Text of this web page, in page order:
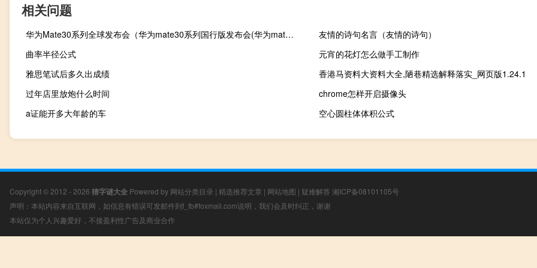
相关问题
华为Mate30系列全球发布会（华为mate30系列国行版发布会(华为mate30国内发布会)）
友情的诗句名言（友情的诗句）
曲率半径公式
元宵的花灯怎么做手工制作
雅思笔试后多久出成绩
香港马资料大资料大全,陋巷精选解释落实_网页版1.24.1
过年店里放炮什么时间
chrome怎样开启摄像头
a证能开多大年龄的车
空心圆柱体体积公式
Copyright © 2012 - 2026 猜字谜大全 Powered by 网站分类目录 | 精选推荐文章 | 网站地图 | 疑难解答 湘ICP备08101105号
声明：本站内容来自互联网，如信息有错误可发邮件到f_fb#foxmail.com说明，我们会及时纠正，谢谢
本站仅为个人兴趣爱好，不接盈利性广告及商业合作